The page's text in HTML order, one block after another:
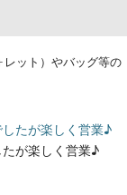
ット）やバッグ等の
たが楽しく営業♪
が楽しく営業♪